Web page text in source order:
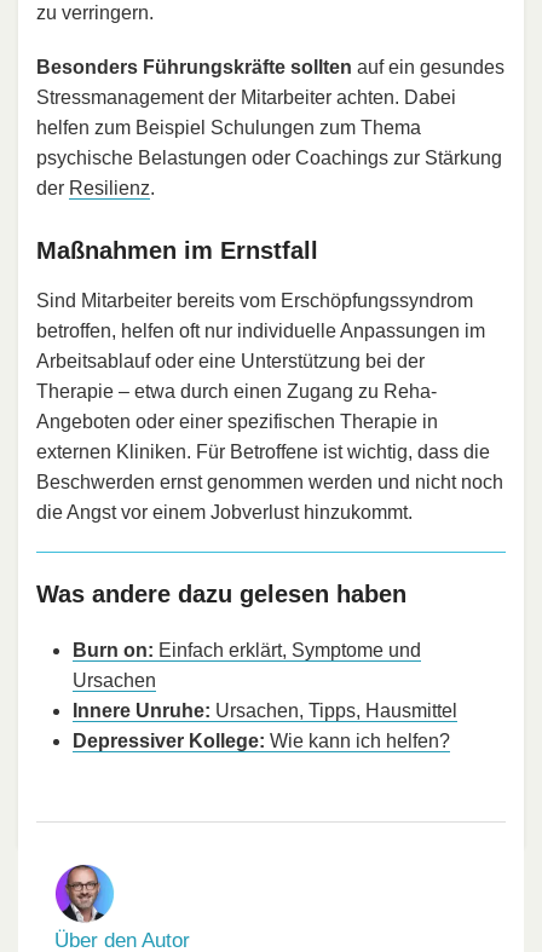
zu verringern.
Besonders Führungskräfte sollten auf ein gesundes
Stressmanagement der Mitarbeiter achten. Dabei
helfen zum Beispiel Schulungen zum Thema
psychische Belastungen oder Coachings zur Stärkung
der Resilienz.
Maßnahmen im Ernstfall
Sind Mitarbeiter bereits vom Erschöpfungssyndrom
betroffen, helfen oft nur individuelle Anpassungen im
Arbeitsablauf oder eine Unterstützung bei der
Therapie – etwa durch einen Zugang zu Reha-
Angeboten oder einer spezifischen Therapie in
externen Kliniken. Für Betroffene ist wichtig, dass die
Beschwerden ernst genommen werden und nicht noch
die Angst vor einem Jobverlust hinzukommt.
Was andere dazu gelesen haben
Burn on: Einfach erklärt, Symptome und
Ursachen
Innere Unruhe: Ursachen, Tipps, Hausmittel
Depressiver Kollege: Wie kann ich helfen?
Über den Autor